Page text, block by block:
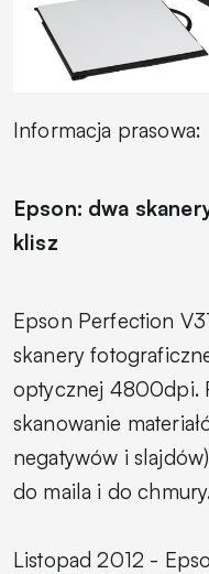
Informacja prasowa:
Epson: dwa
klisz
Epson Perfection
skanery
optycznej 4800dpi.
skanowanie
negatywów i
do maila i do
Listopad 2012 -